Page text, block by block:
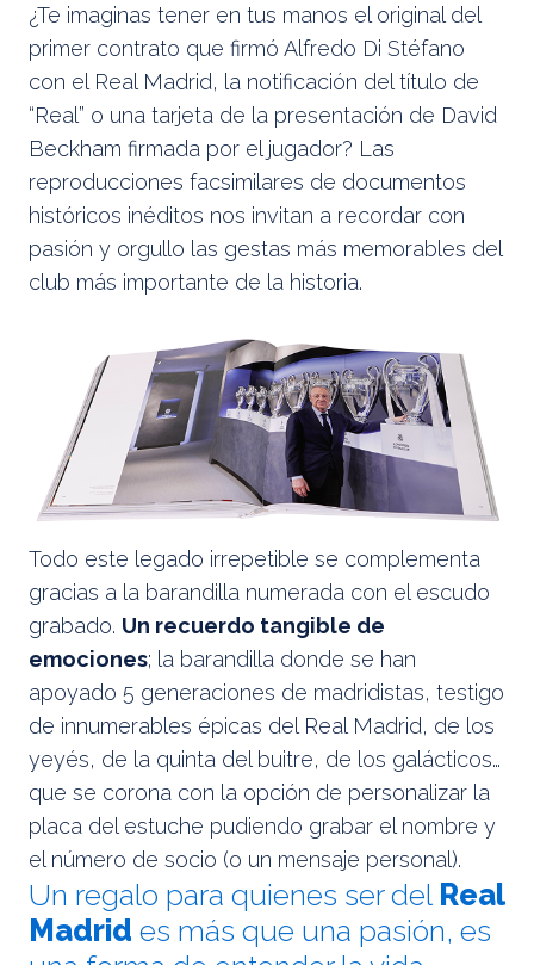
¿Te imaginas tener en tus manos el original del
primer contrato que firmó Alfredo Di Stéfano
con el Real Madrid, la notificación del título de
“Real” o una tarjeta de la presentación de David
Beckham firmada por el jugador? Las
reproducciones facsimilares de documentos
históricos inéditos nos invitan a recordar con
pasión y orgullo las gestas más memorables del
club más importante de la historia.
Todo este legado irrepetible se complementa
gracias a la barandilla numerada con el escudo
grabado. Un recuerdo tangible de
emociones; la barandilla donde se han
apoyado 5 generaciones de madridistas, testigo
de innumerables épicas del Real Madrid, de los
yeyés, de la quinta del buitre, de los galácticos…
que se corona con la opción de personalizar la
placa del estuche pudiendo grabar el nombre y
el número de socio (o un mensaje personal).
Un regalo para quienes ser del Real
Madrid es más que una pasión, es